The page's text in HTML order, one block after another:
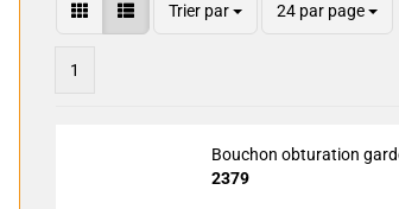
Trier par 24 par page
1
Bouchon obturation
2379